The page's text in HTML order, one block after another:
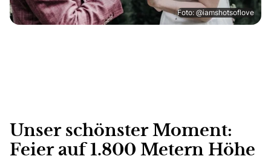
Foto: @iamshotsoflove
Unser schönster Moment:
Feier auf 1.800 Metern Höhe